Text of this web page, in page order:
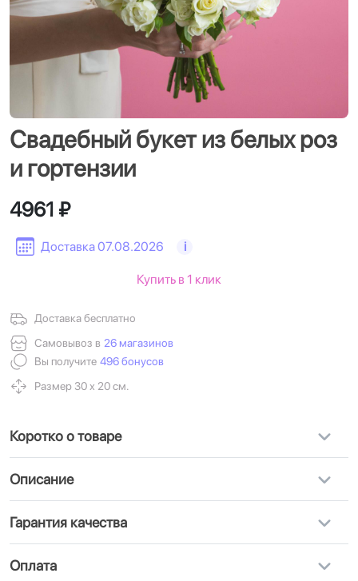
Свадебный букет из белых роз
и гортензии
Доставка 07.08.2026 i
4961 ₽
Доставка бесплатно
Самовывоз в 26 магазинов
Вы получите 496 бонусов
Размер 30 х 20 см.
Купить в 1 клик
Коротко о товаре
Описание
Гарантия качества
Оплата